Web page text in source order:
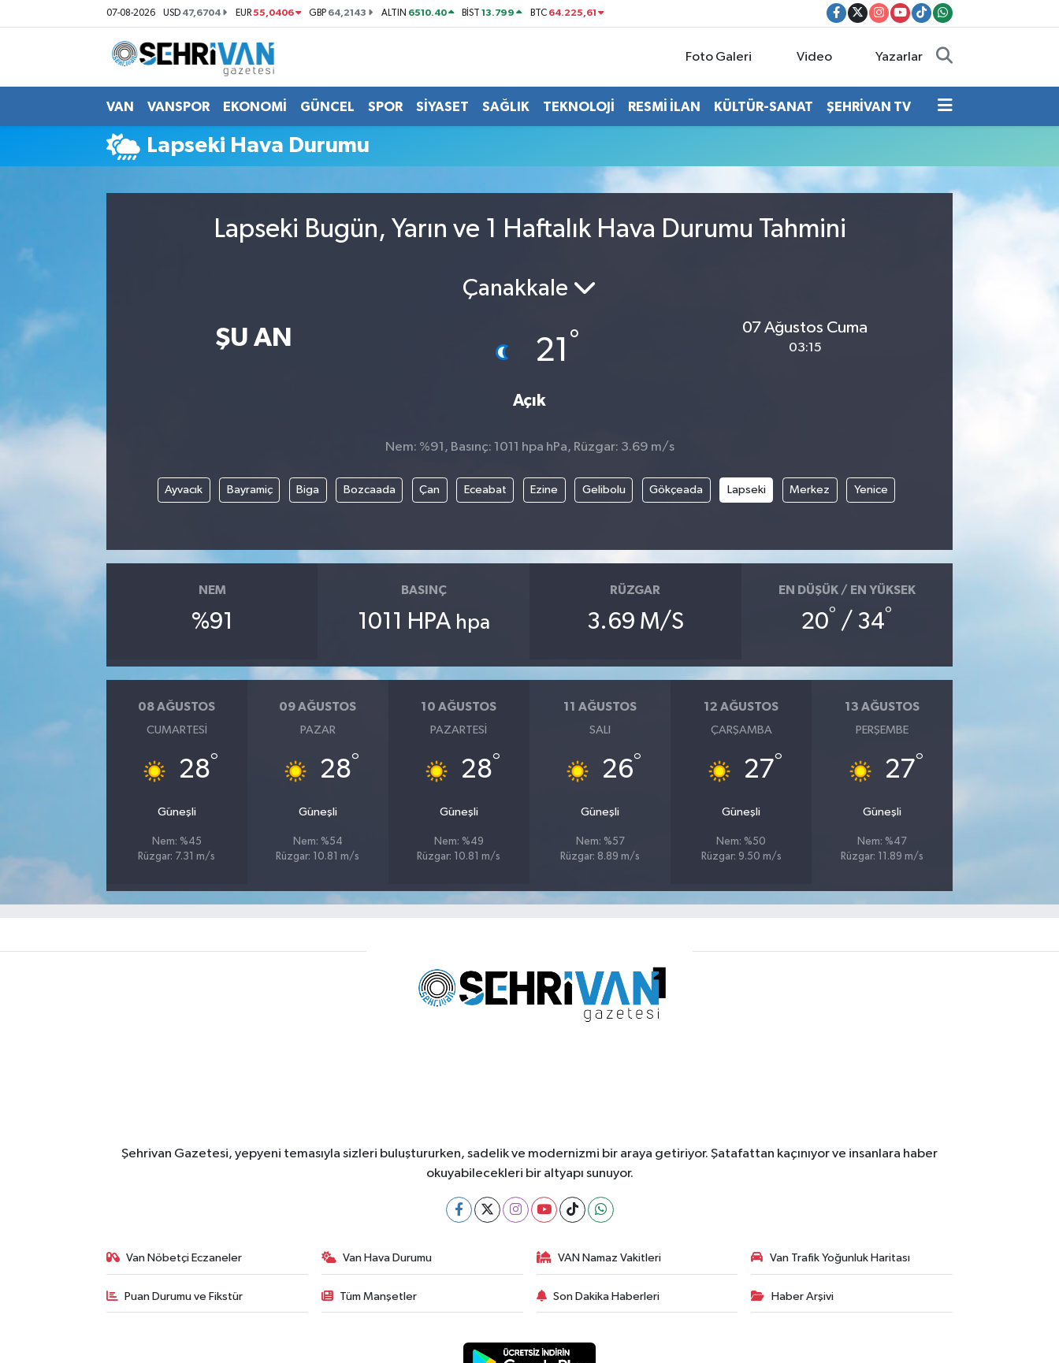
07-08-2026 USD 47,6704 EUR55,0406 GBP 64,2143 ALTIN 6510.40 BİST13.799 BTC 64.225,61
Foto Galeri Video Yazarlar
VAN VANSPOR EKONOMİ GÜNCEL SPOR SİYASET SAĞLIK TEKNOLOJİ RESMİ İLAN KÜLTÜR-SANAT ŞEHRİVAN TV
Lapseki Hava Durumu
Lapseki Bugün, Yarın ve 1 Haftalık Hava Durumu Tahmini
ŞU AN
Çanakkale
21 °
Açık
07 Ağustos Cuma
03:15
Nem: %91, Basınç: 1011 hpa hPa, Rüzgar: 3.69 m/s
Ayvacık Bayramiç Biga Bozcaada Çan Eceabat Ezine Gelibolu Gökçeada Lapseki Merkez Yenice
NEM
%91
BASINÇ
1011 HPA hpa
RÜZGAR
3.69 M/S
EN DÜŞÜK / EN YÜKSEK
20° / 34°
08 AĞUSTOS
CUMARTESI
28°
Güneşli
Nem: %45
Rüzgar: 7.31 m/s
09 AĞUSTOS
PAZAR
28°
Güneşli
Nem: %54
Rüzgar: 10.81 m/s
10 AĞUSTOS
PAZARTESI
28°
Güneşli
Nem: %49
Rüzgar: 10.81 m/s
11 AĞUSTOS
SALI
26°
Güneşli
Nem: %57
Rüzgar: 8.89 m/s
12 AĞUSTOS
ÇARŞAMBA
27°
Güneşli
Nem: %50
Rüzgar: 9.50 m/s
13 AĞUSTOS
PERŞEMBE
27°
Güneşli
Nem: %47
Rüzgar: 11.89 m/s
Şehrivan Gazetesi, yepyeni temasıyla sizleri buluştururken, sadelik ve modernizmi bir araya getiriyor. Şatafattan kaçınıyor ve insanlara haber
okuyabilecekleri bir altyapı sunuyor.
Van Nöbetçi Eczaneler Van Hava Durumu VAN Namaz Vakitleri Van Trafik Yoğunluk Haritası
Puan Durumu ve Fikstür Tüm Manşetler Son Dakika Haberleri Haber Arşivi
Van Nöbetçi Eczaneler
Van Hava Durumu
VAN Namaz Vakitleri
Süper Lig Puan Durumu ve Fikstür